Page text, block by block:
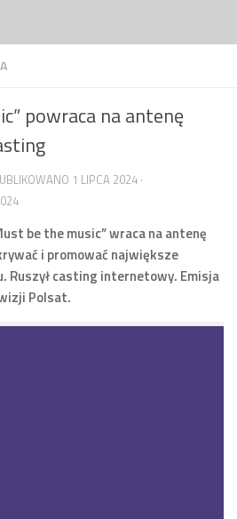
powraca na antenę
1 LIPCA 2024 ·
be the music” wraca na antenę
i promować największe
Ruszył casting internetowy. Emisja
Polsat.